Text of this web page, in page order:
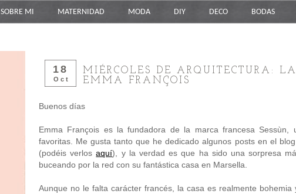
SOBRE MI MATERNIDAD MODA DIY DECO BODAS
18
Oct
MIÉRCOLES DE ARQUITECTURA:
EMMA FRANÇOIS
Buenos días
Emma François es la fundadora de la marca francesa Sessùn,
favoritas. Me gusta tanto que he dedicado algunos posts en el
(podéis verlosaquí), y la verdad es que ha sido una sorpresa
buceando por la red con su fantástica casa en Marsella.
Aunque no le falta carácter francés, la casa es realmente